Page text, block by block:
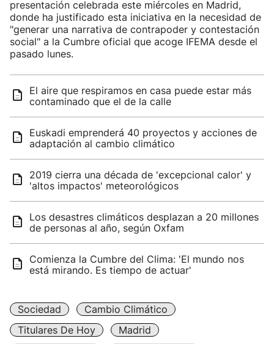
presentación celebrada este miércoles en Madrid,
donde ha justificado esta iniciativa en la necesidad de
"generar una narrativa de contrapoder y contestación
social" a la Cumbre oficial que acoge IFEMA desde el
pasado lunes.
El aire que respiramos en casa puede estar más
contaminado que el de la calle
Euskadi emprenderá 40 proyectos y acciones de
adaptación al cambio climático
2019 cierra una década de 'excepcional calor' y
'altos impactos' meteorológicos
Los desastres climáticos desplazan a 20 millones
de personas al año, según Oxfam
Comienza la Cumbre del Clima: 'El mundo nos
está mirando. Es tiempo de actuar'
Sociedad
Cambio Climático
Titulares De Hoy
Madrid